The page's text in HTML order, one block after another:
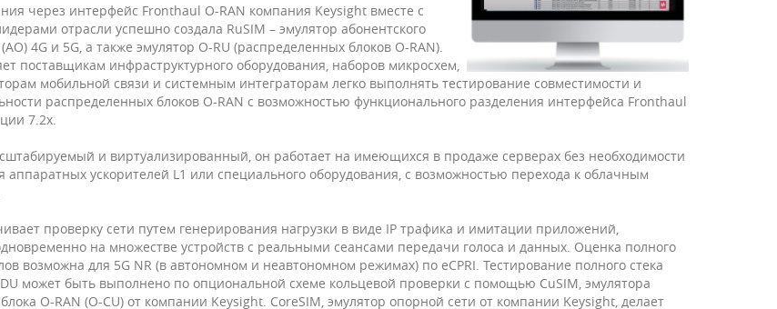
через интерфейс Fronthaul O-RAN компания Keysight вместе с
отрасли успешно создала RuSIM – эмулятор абонентского
4G и 5G, а также эмулятор O-RU (распределенных блоков O-RAN).
поставщикам инфраструктурного оборудования, наборов микросхем,
мобильной связи и системным интеграторам легко выполнять тестирование совместимости и
распределенных блоков O-RAN с возможностью функционального разделения интерфейса Fronthaul
7.2x.
и виртуализированный, он работает на имеющихся в продаже серверах без необходимости
аппаратных ускорителей L1 или специального оборудования, с возможностью перехода к облачным
проверку сети путем генерирования нагрузки в виде IP трафика и имитации приложений,
на множестве устройств с реальными сеансами передачи голоса и данных. Оценка полного
возможна для 5G NR (в автономном и неавтономном режимах) по eCPRI. Тестирование полного стека
может быть выполнено по опциональной схеме кольцевой проверки с помощью CuSIM, эмулятора
O-RAN (O-CU) от компании Keysight. CoreSIM, эмулятор опорной сети от компании Keysight, делает